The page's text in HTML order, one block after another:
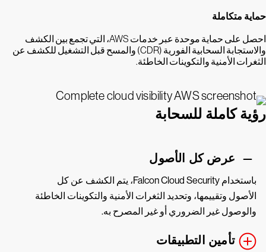
حماية متكاملة
احصل على حماية موحدة عبر خدمات AWS، التي تجمع بين الكشف
والاستجابة السحابية الفورية (CDR) والمسح قبل التشغيل للكشف عن
الثغرات الأمنية والتكوينات الخاطئة.
رؤية كاملة للسحابة
عرض كل الأصول
باستخدام Falcon Cloud Security، يتم الكشف عن كل
الأصول وتقييمها، وتحديد الثغرات الأمنية والتكوينات الخاطئة
والوصول غير الضروري أو غير المصرح به.
تأمين التطبيقات